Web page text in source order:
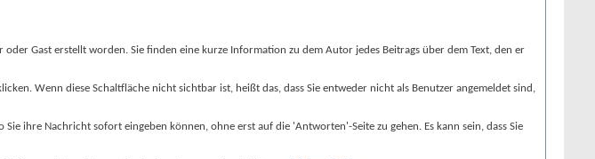
Gast erstellt worden. Sie finden eine kurze Information zu dem Autor jedes Beitrags über dem Text, den er
Wenn diese Schaltfläche nicht sichtbar ist, heißt das, dass Sie entweder nicht als Benutzer angemeldet sind,
ihre Nachricht sofort eingeben können, ohne erst auf die 'Antworten'-Seite zu gehen. Es kann sein, dass Sie